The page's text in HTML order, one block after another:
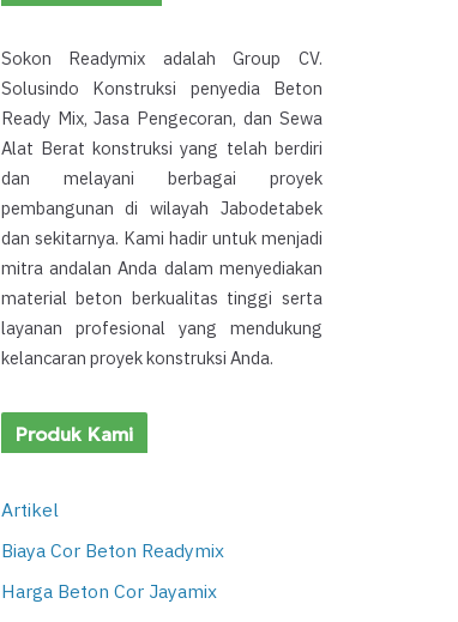
Sokon Readymix adalah Group CV.
Solusindo Konstruksi penyedia Beton
Ready Mix, Jasa Pengecoran, dan Sewa
Alat Berat konstruksi yang telah berdiri
dan melayani berbagai proyek
pembangunan di wilayah Jabodetabek
dan sekitarnya. Kami hadir untuk menjadi
mitra andalan Anda dalam menyediakan
material beton berkualitas tinggi serta
layanan profesional yang mendukung
kelancaran proyek konstruksi Anda.
Produk Kami
Artikel
Biaya Cor Beton Readymix
Harga Beton Cor Jayamix